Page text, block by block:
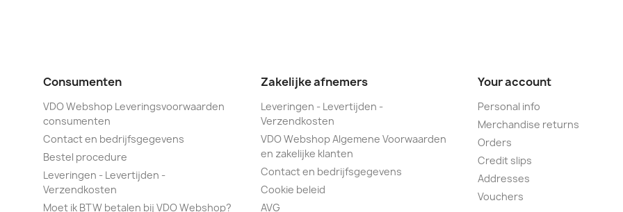
Consumenten
VDO Webshop Leveringsvoorwaarden
consumenten
Contact en bedrijfsgegevens
Bestel procedure
Leveringen - Levertijden -
Verzendkosten
Moet ik BTW betalen bij VDO Webshop?
Zakelijke afnemers
Leveringen - Levertijden -
Verzendkosten
VDO Webshop Algemene Voorwaarden
en zakelijke klanten
Contact en bedrijfsgegevens
Cookie beleid
AVG
Your account
Personal info
Merchandise returns
Orders
Credit slips
Addresses
Vouchers